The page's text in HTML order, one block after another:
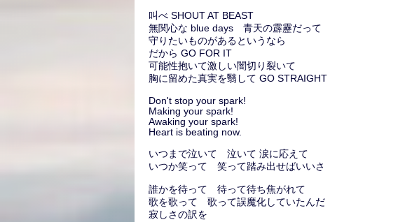
叫べ SHOUT AT BEAST
無関心な blue days 青天の霹靂だって
守りたいものがあるというなら
だから GO FOR IT
可能性抱いて激しい闇切り裂いて
胸に留めた真実を翳して GO STRAIGHT
Don't stop your spark!
Making your spark!
Awaking your spark!
Heart is beating now.
いつまで泣いて 泣いて 涙に応えて
いつか笑って 笑って踏み出せばいいさ
誰かを待って 待って待ち焦がれて
歌を歌って 歌って誤魔化していたんだ
寂しさの訳を